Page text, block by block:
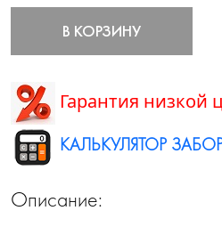
В КОРЗИНУ
Гарантия низкой
КАЛЬКУЛЯТОР
Описание: